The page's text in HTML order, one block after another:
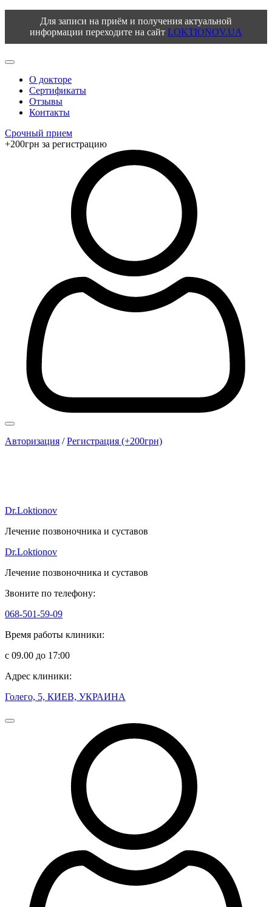
Для записи на приём и получения актуальной
информации переходите на сайт LOKTIONOV.UA
О докторе
Сертификаты
Отзывы
Контакты
Срочный прием
+200грн за регистрацию
Авторизация /Регистрация (+200грн)
Dr.Loktionov
Лечение позвоночника и суставов
Dr.Loktionov
Лечение позвоночника и суставов
Звоните по телефону:
068-501-59-09
Время работы клиники:
с 09.00 до 17:00
Адрес клиники:
Голего, 5, КИЕВ, УКРАИНА